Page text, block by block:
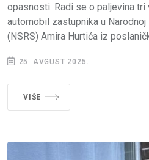
opasnosti. Radi se o paljevina
automobil zastupnika u
(NSRS) Amira Hurtića iz
25. AVGUST 2025.
VIŠE